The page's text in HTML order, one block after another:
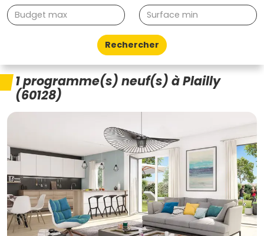
Rechercher
1 programme(s) neuf(s) à Plailly
(60128)